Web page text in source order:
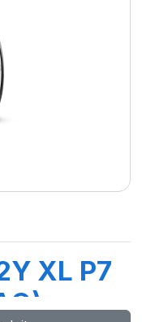
XL P7